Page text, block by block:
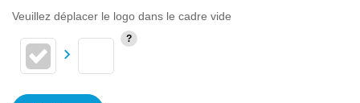
Veuillez déplacer le logo dans le cadre vide